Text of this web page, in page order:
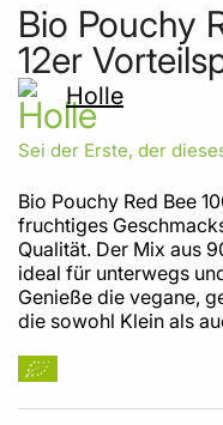
Bio Pouchy
12er
Holle
Sei der Erste, der
Bio Pouchy Red Bee
fruchtiges
Qualität. Der Mix aus
ideal für unterwegs
Genieße die vegane,
die sowohl Klein als